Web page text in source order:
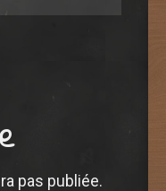
pas publiée.